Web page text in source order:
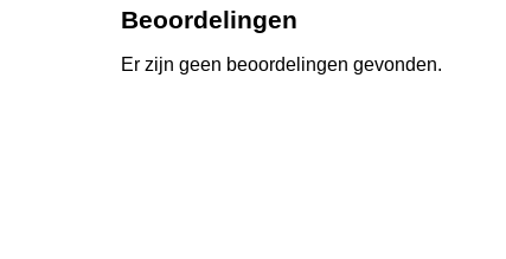
Beoordelingen
Er zijn geen beoordelingen gevonden.